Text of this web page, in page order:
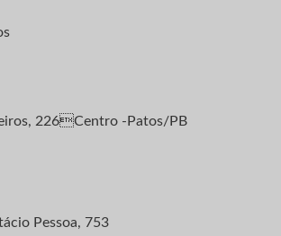
226Centro -Patos/PB
Pessoa, 753